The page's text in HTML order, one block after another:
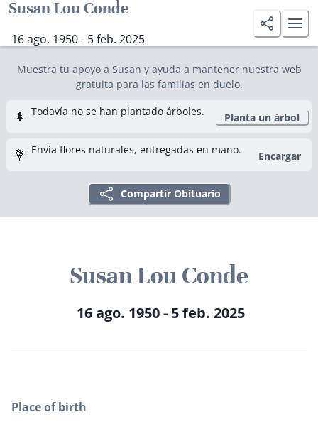
Susan Lou Conde
16 ago. 1950 - 5 feb. 2025
Muestra tu apoyo a Susan y ayuda a mantener nuestra web
gratuita para las familias en duelo.
🌲 Todavía no se han plantado árboles. Planta un árbol
💐 Envía flores naturales, entregadas en mano. Encargar
Compartir Obituario
Susan Lou Conde
16 ago. 1950 - 5 feb. 2025
Place of birth